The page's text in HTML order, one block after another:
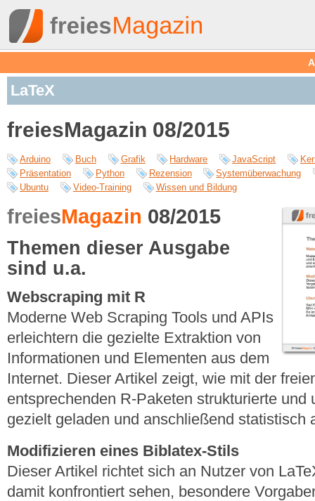
LaTeX
freiesMagazin 08/2015
Arduino Buch Grafik Hardware JavaScript
Präsentation
Python Rezension
Systemüberwachung
Ubuntu
Video-Training Wissen und Bildung
freiesMagazin 08/2015
Themen dieser Ausgabe
sind u.a.
Webscraping mit R
Moderne Web Scraping Tools und APIs
erleichtern die gezielte Extraktion von
Informationen und Elementen aus dem
Internet. Dieser Artikel zeigt, wie mit der
entsprechenden R-Paketen strukturierte und
gezielt geladen und anschließend statistisch
Modifizieren eines Biblatex-Stils
Dieser Artikel richtet sich an Nutzer von
damit konfrontiert sehen, besondere